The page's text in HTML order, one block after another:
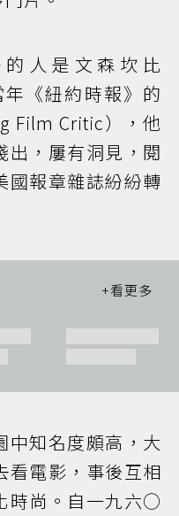
人是文森坎比
年《紐約時報》的
Film Critic），他
出，屢有洞見，閱
國報章雜誌紛紛轉
中知名度頗高，大
看電影，事後互相
時尚。自一九六○